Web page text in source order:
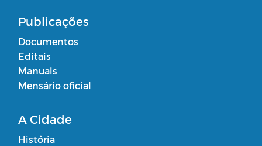
Publicações
Documentos
Editais
Manuais
Mensário oficial
A Cidade
História